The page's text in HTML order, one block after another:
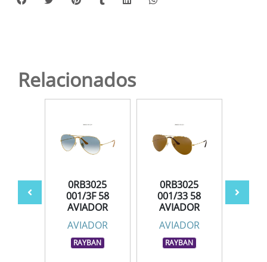
Relacionados
001
0RB3025
001/3F 58
AVIADOR
AVIADOR
RAYBAN
0RB3025
001/33 58
AVIADOR
AVIADOR
RAYBAN